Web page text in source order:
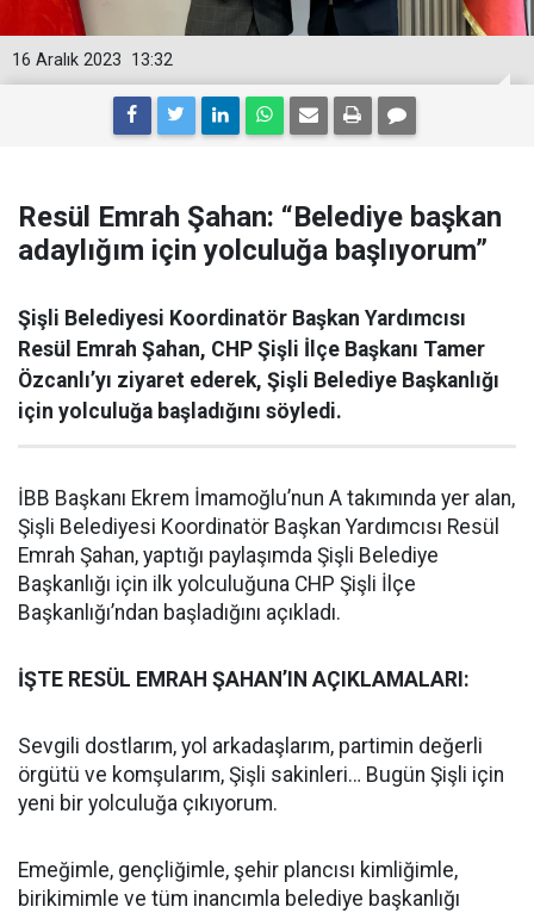
13:32
16 Aralık 2023
Resül Emrah Şahan: “Belediye başkan
adaylığım için yolculuğa başlıyorum”
Şişli Belediyesi Koordinatör Başkan Yardımcısı
Resül Emrah Şahan, CHP Şişli İlçe Başkanı Tamer
Özcanlı’yı ziyaret ederek, Şişli Belediye Başkanlığı
için yolculuğa başladığını söyledi.
İBB Başkanı Ekrem İmamoğlu’nun A takımında yer alan,
Şişli Belediyesi Koordinatör Başkan Yardımcısı Resül
Emrah Şahan, yaptığı paylaşımda Şişli Belediye
Başkanlığı için ilk yolculuğuna CHP Şişli İlçe
Başkanlığı’ndan başladığını açıkladı.
İŞTE RESÜL EMRAH ŞAHAN’IN AÇIKLAMALARI:
Sevgili dostlarım, yol arkadaşlarım, partimin değerli
örgütü ve komşularım, Şişli sakinleri… Bugün Şişli için
yeni bir yolculuğa çıkıyorum.
Emeğimle, gençliğimle, şehir plancısı kimliğimle,
birikimimle ve tüm inancımla belediye başkanlığı